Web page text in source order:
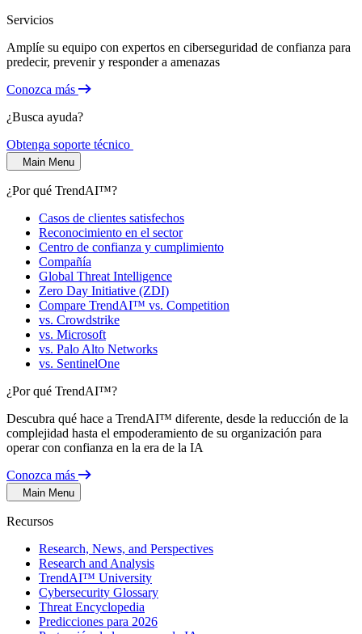
Servicios
Amplíe su equipo con expertos en ciberseguridad de confianza para
predecir, prevenir y responder a amenazas
Conozca más
¿Busca ayuda?
Obtenga soporte técnico
Main Menu
¿Por qué TrendAI™?
Casos de clientes satisfechos
Reconocimiento en el sector
Centro de confianza y cumplimiento
Compañía
Global Threat Intelligence
Zero Day Initiative (ZDI)
Compare TrendAI™ vs. Competition
vs. Crowdstrike
vs. Microsoft
vs. Palo Alto Networks
vs. SentinelOne
¿Por qué TrendAI™?
Descubra qué hace a TrendAI™ diferente, desde la reducción de la
complejidad hasta el empoderamiento de su organización para
operar con confianza en la era de la IA
Conozca más
Main Menu
Recursos
Research, News, and Perspectives
Research and Analysis
TrendAI™ University
Cybersecurity Glossary
Threat Encyclopedia
Predicciones para 2026